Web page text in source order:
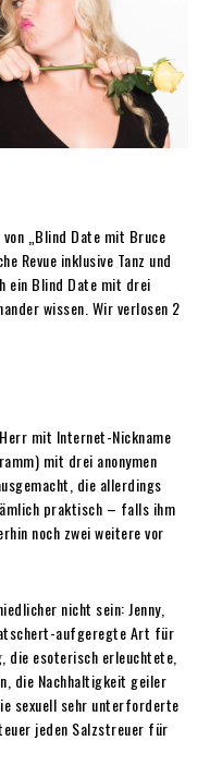
„Blind Date mit Bruce
Revue inklusive Tanz und
ein Blind Date mit drei
wissen. Wir verlosen 2
mit Internet-Nickname
mit drei anonymen
die allerdings
praktisch – falls ihm
noch zwei weitere vor
nicht sein: Jenny,
aufgeregte Art für
die esoterisch erleuchtete,
die Nachhaltigkeit geiler
sexuell sehr unterforderte
jeden Salzstreuer für